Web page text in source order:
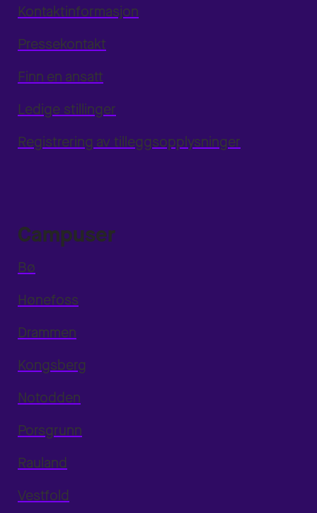
Kontaktinformasjon
Pressekontakt
Finn en ansatt
Ledige stillinger
Registrering av tilleggsopplysninger
Campuser
Bø
Hønefoss
Drammen
Kongsberg
Notodden
Porsgrunn
Rauland
Vestfold